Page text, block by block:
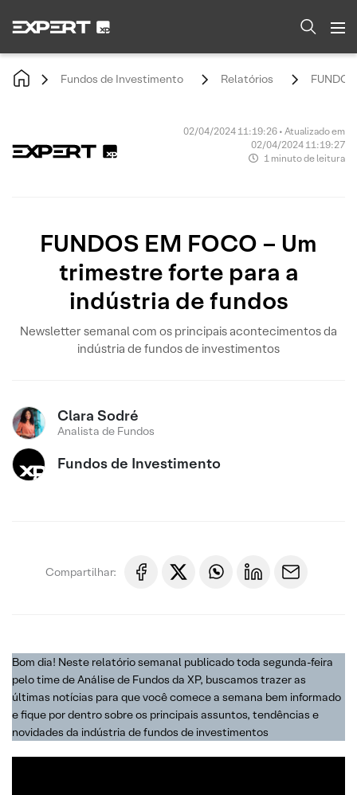
Fundos de Investimento Relatórios
02/04/2024 11:19:26 • Atualizado em
02/04/2024 11:19:27
1 minuto de leitura
FUNDOS EM FOCO – Um
trimestre forte para a
indústria de fundos
Newsletter semanal com os principais acontecimentos da
indústria de fundos de investimentos
Clara Sodré
Analista de Fundos
Fundos de Investimento
Compartilhar:
Bom dia! Neste relatório semanal publicado toda segunda-feira
pelo time de Análise de Fundos da XP, buscamos trazer as
últimas notícias para que você comece a semana bem informado
e fique por dentro sobre os principais assuntos, tendências e
novidades da indústria de fundos de investimentos